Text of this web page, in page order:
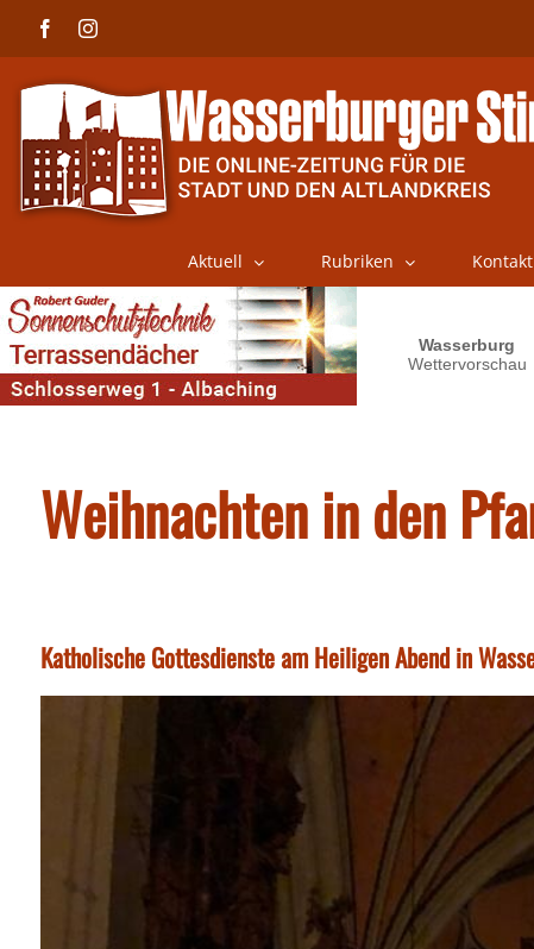
FacebookInstagram
Aktuell Rubriken Kontakt
Weihnachten in den
Katholische Gottesdienste am Heiligen Abend in